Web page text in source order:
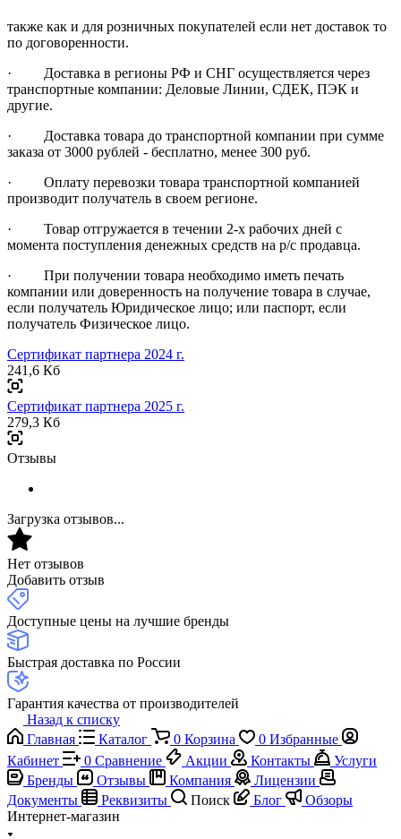
также как и для розничных покупателей если нет доставок то
по договоренности.
· Доставка в регионы РФ и СНГ осуществляется через
транспортные компании: Деловые Линии, СДЕК, ПЭК и
другие.
· Доставка товара до транспортной компании при сумме
заказа от 3000 рублей - бесплатно, менее 300 руб.
· Оплату перевозки товара транспортной компанией
производит получатель в своем регионе.
· Товар отгружается в течении 2-х рабочих дней с
момента поступления денежных средств на р/с продавца.
· При получении товара необходимо иметь печать
компании или доверенность на получение товара в случае,
если получатель Юридическое лицо; или паспорт, если
получатель Физическое лицо.
Сертификат партнера 2024 г.
241,6 Кб
Сертификат партнера 2025 г.
279,3 Кб
Отзывы
Загрузка отзывов...
Нет отзывов
Добавить отзыв
Доступные цены на лучшие бренды
Быстрая доставка по России
Гарантия качества от производителей
Назад к списку
Главная
Каталог 0 Корзина 0 Избранные
Кабинет
0 Сравнение Акции Контакты
Услуги
Бренды
Отзывы Компания
Лицензии
Документы
Реквизиты Поиск Блог
Обзоры
Интернет-магазин